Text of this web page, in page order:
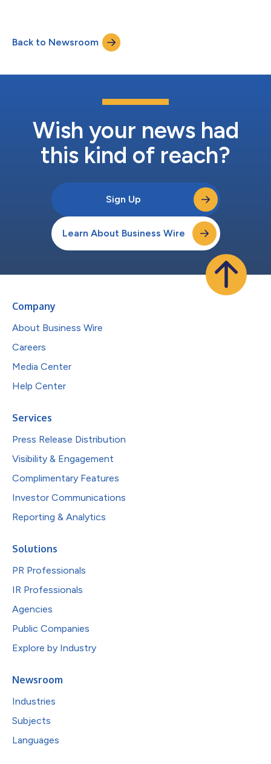
施，負責生產Jo Malone London、Estée Lauder、Clinique和La
Mer等品牌的護膚及香水產品。該廠目前每年生產逾9000萬件產
品，銷往英國、歐洲及全球其他特定市場。 「Whitman廠在過去
父母創立The Estée Lauder Companies以來，這些特質一直是本
P. Lauder表示，「當我的家族於1966年在此建立生產設施時，就
已經體會到英國工藝的底蘊。...
Back to Newsroom
Wish your news had
this kind of reach?
Sign Up
Learn About Business Wire
Company
About Business Wire
Careers
Media Center
Help Center
Services
Press Release Distribution
Visibility & Engagement
Complimentary Features
Investor Communications
Reporting & Analytics
Solutions
PR Professionals
IR Professionals
Agencies
Public Companies
Explore by Industry
Newsroom
Industries
Subjects
Languages